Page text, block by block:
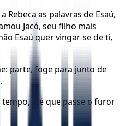
Rebeca as palavras de Esaú,
Jacó, seu filho mais
Esaú quer vingar-se de ti,
parte, foge para junto de
até que passe o furor